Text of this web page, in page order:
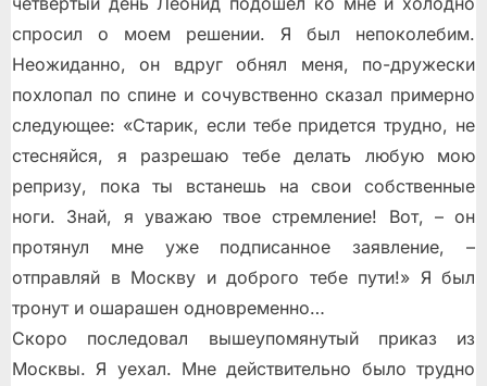
спросил о моем решении. Я был непоколебим.
Неожиданно, он вдруг обнял меня, по-дружески
похлопал по спине и сочувственно сказал примерно
следующее: «Старик, если тебе придется трудно, не
стесняйся, я разрешаю тебе делать любую мою
репризу, пока ты встанешь на свои собственные
ноги. Знай, я уважаю твое стремление! Вот, – он
протянул мне уже подписанное заявление, –
отправляй в Москву и доброго тебе пути!» Я был
тронут и ошарашен одновременно…
Скоро последовал вышеупомянутый приказ из
Москвы. Я уехал. Мне действительно было трудно